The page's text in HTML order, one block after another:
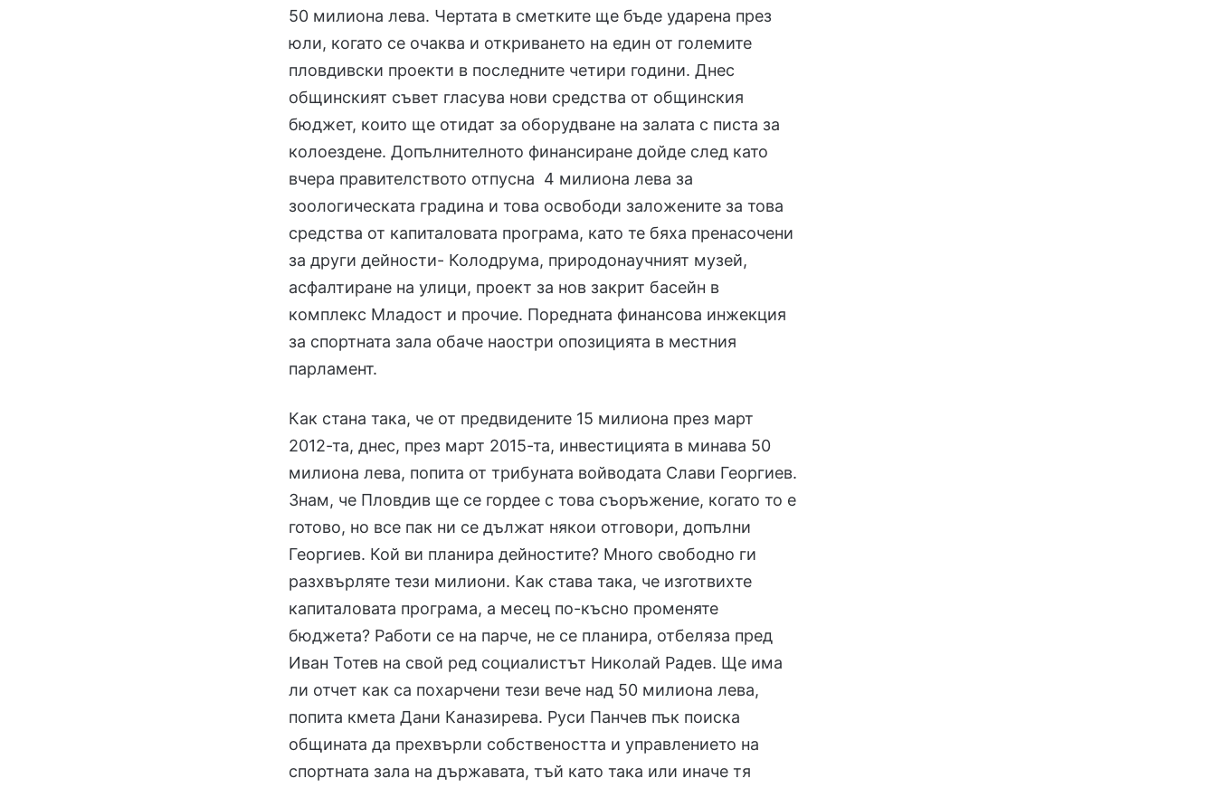
50 милиона лева. Чертата в сметките ще бъде ударена през
юли, когато се очаква и откриването на един от големите
пловдивски проекти в последните четири години. Днес
общинският съвет гласува нови средства от общинския
бюджет, които ще отидат за оборудване на залата с писта за
колоездене. Допълнителното финансиране дойде след като
вчера правителството отпусна 4 милиона лева за
зоологическата градина и това освободи заложените за това
средства от капиталовата програма, като те бяха пренасочени
за други дейности- Колодрума, природонаучният музей,
асфалтиране на улици, проект за нов закрит басейн в
комплекс Младост и прочие. Поредната финансова инжекция
за спортната зала обаче наостри опозицията в местния
парламент.
Как стана така, че от предвидените 15 милиона през март
2012-та, днес, през март 2015-та, инвестицията в минава 50
милиона лева, попита от трибуната войводата Слави Георгиев.
Знам, че Пловдив ще се гордее с това съоръжение, когато то е
готово, но все пак ни се дължат някои отговори, допълни
Георгиев. Кой ви планира дейностите? Много свободно ги
разхвърляте тези милиони. Как става така, че изготвихте
капиталовата програма, а месец по-късно променяте
бюджета? Работи се на парче, не се планира, отбеляза пред
Иван Тотев на свой ред социалистът Николай Радев. Ще има
ли отчет как са похарчени тези вече над 50 милиона лева,
попита кмета Дани Каназирева. Руси Панчев пък поиска
общината да прехвърли собствеността и управлението на
спортната зала на държавата, тъй като така или иначе тя